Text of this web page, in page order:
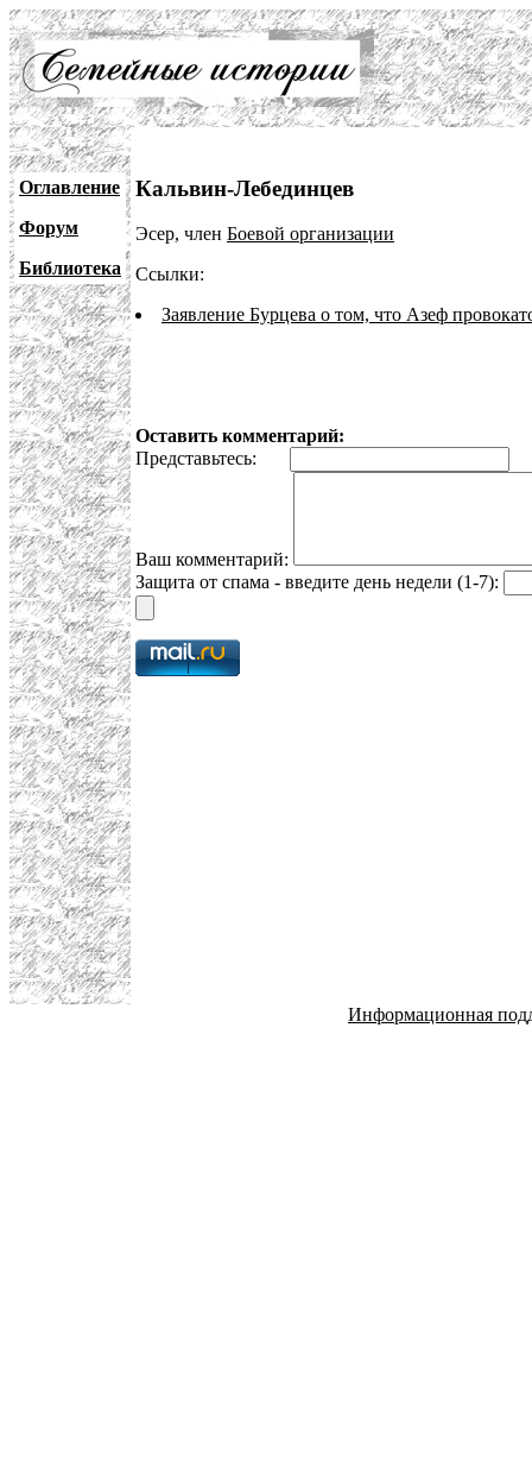
Оглавление
Форум
Библиотека
Кальвин-Лебединцев
Эсер, член Боевой организации
Ссылки:
Заявление Бурцева о том, что Азеф
Оставить комментарий:
Представьтесь:
Ваш комментарий:
Защита от спама - введите день недели (1-7):
Информационная